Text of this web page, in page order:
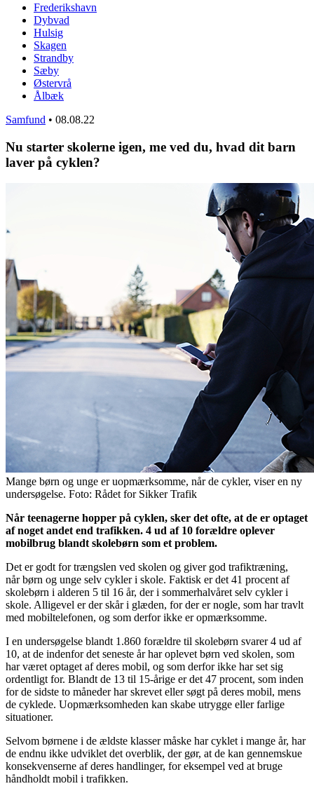
Frederikshavn
Dybvad
Hulsig
Skagen
Strandby
Sæby
Østervrå
Ålbæk
Samfund • 08.08.22
Nu starter skolerne igen, me ved du, hvad dit barn
laver på cyklen?
Mange børn og unge er uopmærksomme, når de cykler, viser en ny
undersøgelse. Foto: Rådet for Sikker Trafik
Når teenagerne hopper på cyklen, sker det ofte, at de er optaget
af noget andet end trafikken. 4 ud af 10 forældre oplever
mobilbrug blandt skolebørn som et problem.
Det er godt for trængslen ved skolen og giver god trafiktræning,
når børn og unge selv cykler i skole. Faktisk er det 41 procent af
skolebørn i alderen 5 til 16 år, der i sommerhalvåret selv cykler i
skole. Alligevel er der skår i glæden, for der er nogle, som har travlt
med mobiltelefonen, og som derfor ikke er opmærksomme.
I en undersøgelse blandt 1.860 forældre til skolebørn svarer 4 ud af
10, at de indenfor det seneste år har oplevet børn ved skolen, som
har været optaget af deres mobil, og som derfor ikke har set sig
ordentligt for. Blandt de 13 til 15-årige er det 47 procent, som inden
for de sidste to måneder har skrevet eller søgt på deres mobil, mens
de cyklede. Uopmærksomheden kan skabe utrygge eller farlige
situationer.
Selvom børnene i de ældste klasser måske har cyklet i mange år, har
de endnu ikke udviklet det overblik, der gør, at de kan gennemskue
konsekvenserne af deres handlinger, for eksempel ved at bruge
håndholdt mobil i trafikken.